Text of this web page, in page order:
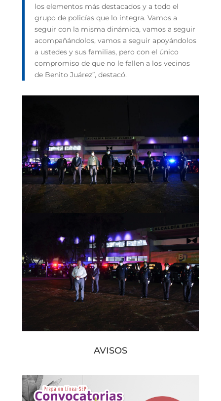
los elementos más destacados y a todo el
grupo de policías que lo integra. Vamos a
seguir con la misma dinámica, vamos a seguir
acompañándolos, vamos a seguir apoyándolos
a ustedes y sus familias, pero con el único
compromiso de que no le fallen a los vecinos
de Benito Juárez”, destacó.
AVISOS